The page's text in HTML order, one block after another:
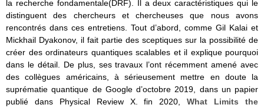
la recherche fondamentale(DRF). Il a deux caractéristiques qui le
distinguent des chercheurs et chercheuses que nous avons
rencontrés dans ces entretiens. Tout d’abord, comme Gil Kalai et
Mickhail Dyakonov, il fait partie des sceptiques sur la possibilité de
créer des ordinateurs quantiques scalables et il explique pourquoi
dans le détail. De plus, ses travaux l’ont récemment amené avec
des collègues américains, à sérieusement mettre en doute la
suprématie quantique de Google d’octobre 2019, dans un papier
publié dans Physical Review X. fin 2020,What Limits the